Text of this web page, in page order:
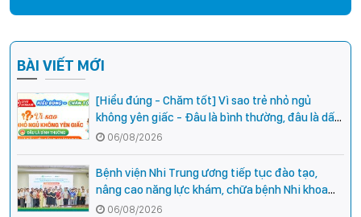
BÀI VIẾT MỚI
[Hiểu đúng - Chăm tốt] Vì sao trẻ nhỏ ngủ
không yên giấc - Đâu là bình thường, đâu là dấu
hiệu cần đi khám ngay?
06/08/2026
Bệnh viện Nhi Trung ương tiếp tục đào tạo,
nâng cao năng lực khám, chữa bệnh Nhi khoa
cho cán bộ y tế tại các tỉnh miền núi phía Bắc
06/08/2026